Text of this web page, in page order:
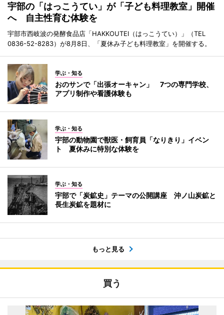
宇部の「はっこうてい」が「子ども料理教室」開催
へ 自主性育む体験を
宇部市西岐波の発酵食品店「HAKKOUTEI（はっこうてい）」（TEL
0836-52-8283）が8月8日、「夏休み子ども料理教室」を開催する。
学ぶ・知る
おのサンで「出張オーキャン」 7つの専門学校、
アプリ制作や看護体験も
学ぶ・知る
宇部の動物園で獣医・飼育員「なりきり」イベン
ト 夏休みに特別な体験を
学ぶ・知る
宇部で「炭鉱史」テーマの公開講座 沖ノ山炭鉱と
長生炭鉱を題材に
もっと見る
買う